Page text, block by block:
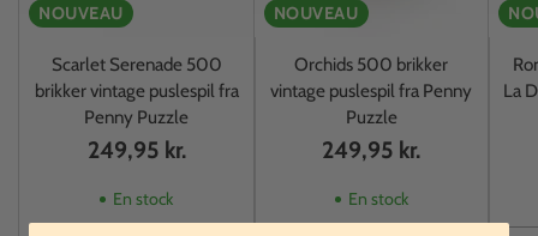
NOUVEAU
Scarlet Serenade 500
brikker vintage puslespil fra
Penny Puzzle
249,95 kr.
En stock
NOUVEAU
Orchids 500 brikker
vintage puslespil fra Penny
Puzzle
249,95 kr.
En stock
La